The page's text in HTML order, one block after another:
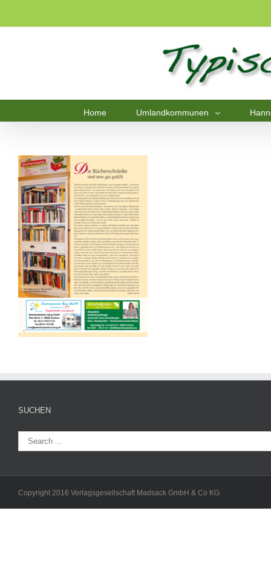
Home Umlandkommunen
SUCHEN
Copyright 2016 Verlagsgesellschaft Madsack GmbH & Co KG